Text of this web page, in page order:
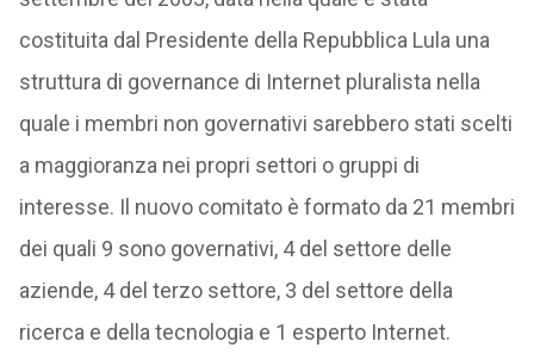
costituita dal Presidente della Repubblica Lula una
struttura di governance di Internet pluralista nella
quale i membri non governativi sarebbero stati scelti
a maggioranza nei propri settori o gruppi di
interesse. Il nuovo comitato è formato da 21 membri
dei quali 9 sono governativi, 4 del settore delle
aziende, 4 del terzo settore, 3 del settore della
ricerca e della tecnologia e 1 esperto Internet.